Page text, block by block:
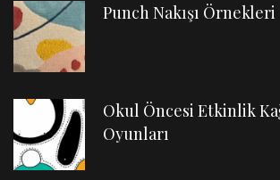
Punch Nakışı Örnekleri
Okul Öncesi Etkinlik
Oyunları